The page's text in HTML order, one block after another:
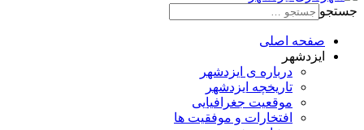
جستجو
صفحه اصلی
ایزدشهر
درباره ی ایزدشهر
تاریخچه ایزدشهر
موقعیت جغرافیایی
افتخارات و موفقیت ها